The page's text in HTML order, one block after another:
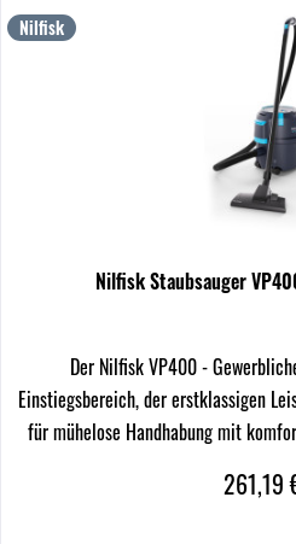
Nilfisk
Nilfisk Staubsauger
Der Nilfisk VP400 -
Einstiegsbereich, der erstklassigen
für mühelose Handhabung mit
261,19